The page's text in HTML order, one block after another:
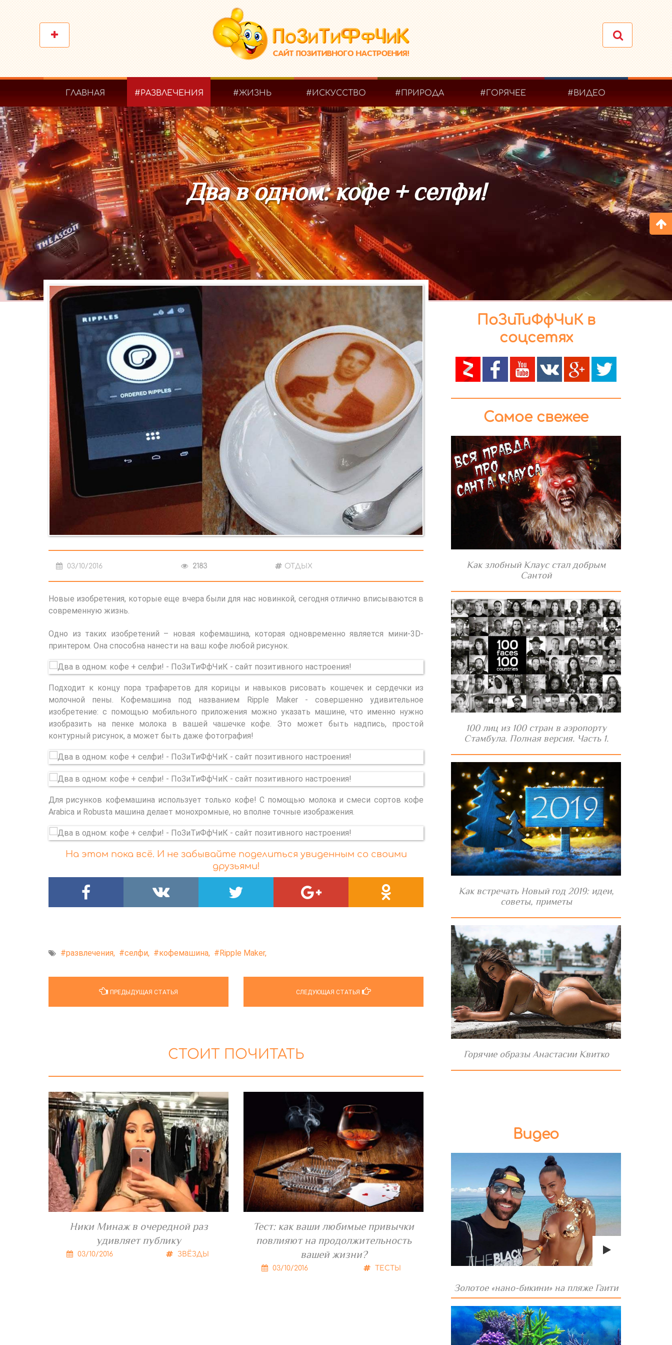
ГЛАВНАЯ #РАЗВЛЕЧЕНИЯ #ЖИЗНЬ #ИСКУССТВО #ПРИРОДА #ГОРЯЧЕЕ #ВИДЕО
Два в одном: кофе + селфи!
03/10/2016 2183 ОТДЫХ
Новые изобретения, которые еще вчера были для нас новинкой, сегодня отлично вписываются в
современную жизнь.
Одно из таких изобретений – новая кофемашина, которая одновременно является мини-3D-
принтером. Она способна нанести на ваш кофе любой рисунок.
Подходит к концу пора трафаретов для корицы и навыков рисовать кошечек и сердечки из
молочной пены. Кофемашина под названием Ripple Maker - совершенно удивительное
изобретение: с помощью мобильного приложения можно указать машине, что именно нужно
изобразить на пенке молока в вашей чашечке кофе. Это может быть надпись, простой
контурный рисунок, а может быть даже фотография!
Для рисунков кофемашина использует только кофе! С помощью молока и смеси сортов кофе
Arabica и Robusta машина делает монохромные, но вполне точные изображения.
На этом пока всё. И не забывайте поделиться увиденным со своими
друзьями!
развлечения, селфи, кофемашина, Ripple Maker,
ПРЕДЫДУЩАЯ СТАТЬЯ СЛЕДУЮЩАЯ СТАТЬЯ
СТОИТ ПОЧИТАТЬ
Ники Минаж в очередной раз
удивляет публику
03/10/2016 ЗВЁЗДЫ
Тест: как ваши любимые привычки
повлияют на продолжительность
вашей жизни?
03/10/2016 ТЕСТЫ
ПоЗиТиФфЧиК в
соцсетях
Самое свежее
Как злобный Клаус стал добрым
Сантой
100 лиц из 100 стран в аэропорту
Стамбула. Полная версия. Часть 1.
Как встречать Новый год 2019: идеи,
советы, приметы
Горячие образы Анастасии Квитко
Видео
Золотое «нано-бикини» на пляже Гаити